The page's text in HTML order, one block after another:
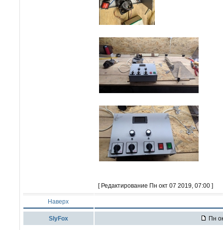
[ Редактирование Пн окт 07 2019, 07:00 ]
Наверх
SlyFox Пн